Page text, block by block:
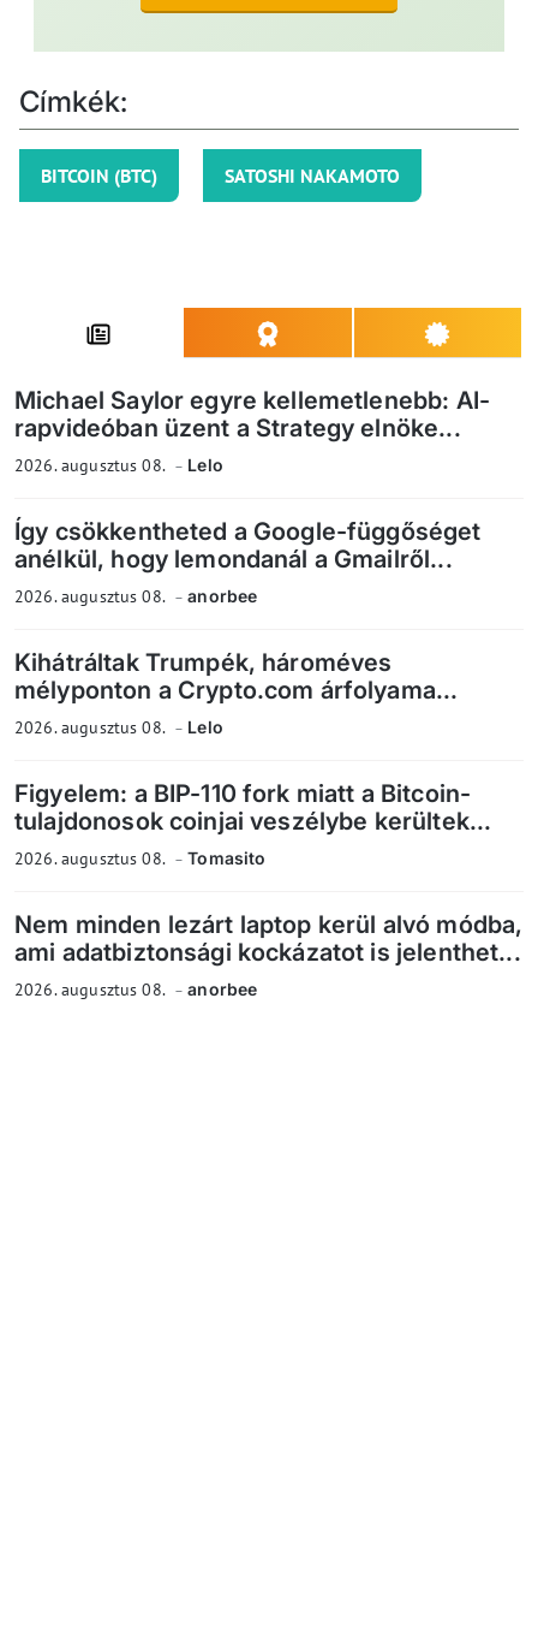
Címkék:
BITCOIN (BTC) SATOSHI NAKAMOTO
Michael Saylor egyre kellemetlenebb: AI-
rapvideóban üzent a Strategy elnöke...
2026. augusztus 08. Lelo
Így csökkentheted a Google-függőséget
anélkül, hogy lemondanál a Gmailről...
2026. augusztus 08. anorbee
Kihátráltak Trumpék, hároméves
mélyponton a Crypto.com árfolyama...
2026. augusztus 08. Lelo
Figyelem: a BIP-110 fork miatt a Bitcoin-
tulajdonosok coinjai veszélybe kerültek...
2026. augusztus 08. Tomasito
Nem minden lezárt laptop kerül alvó módba,
ami adatbiztonsági kockázatot is jelenthet...
2026. augusztus 08. anorbee